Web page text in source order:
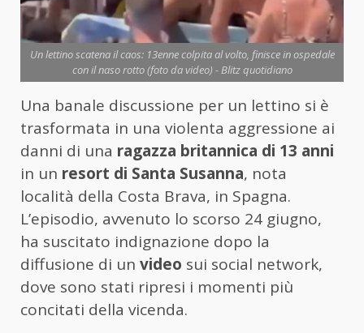
Un lettino scatena il caos: 13enne colpita al volto, finisce in ospedale
con il naso rotto (foto da video) - Blitz quotidiano
Una banale discussione per un lettino si è
trasformata in una violenta aggressione ai
danni di una ragazza britannica di 13 anni
in un resort di Santa Susanna, nota
località della Costa Brava, in Spagna.
L’episodio, avvenuto lo scorso 24 giugno,
ha suscitato indignazione dopo la
diffusione di un video sui social network,
dove sono stati ripresi i momenti più
concitati della vicenda.